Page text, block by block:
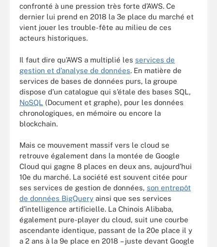
confronté à une pression très forte d’AWS. Ce
dernier lui prend en 2018 la 3e place du marché et
vient jouer les trouble-fête au milieu de ces
acteurs historiques.
Il faut dire qu’AWS a multiplié les services de
gestion et d’analyse de données. En matière de
services de bases de données purs, la groupe
dispose d’un catalogue qui s’étale des bases SQL,
NoSQL (Document et graphe), pour les données
chronologiques, en mémoire ou encore la
blockchain.
Mais ce mouvement massif vers le cloud se
retrouve également dans la montée de Google
Cloud qui gagne 8 places en deux ans, aujourd’hui
10e du marché. La société est souvent citée pour
ses services de gestion de données, son entrepôt
de données BigQuery ainsi que ses services
d’intelligence artificielle. La Chinois Alibaba,
également pure-player du cloud, suit une courbe
ascendante identique, passant de la 20e place il y
a 2 ans à la 9e place en 2018 – juste devant Google